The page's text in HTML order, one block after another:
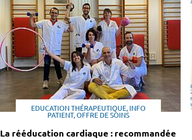
EDUCATION THÉRAPEUTIQUE, INFO
PATIENT, OFFRE DE SOINS
La rééducation cardiaque : recommandée